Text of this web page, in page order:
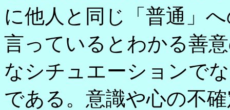
に他人と同じ「普通」
言っているとわかる善
なシチュエーションで
である。意識や心の不